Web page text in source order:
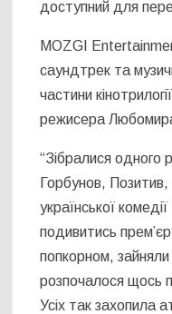
доступний для
MOZGI
саундтрек та
частини
режисера
“Зібралися одного
Горбунов,
української
подивитись
попкорном, зайняли
розпочалося щось
Усіх так захопила